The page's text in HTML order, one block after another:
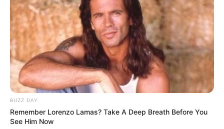
10 Pose Manekin Anti
Mainstream yang Konyol
Banget
BUZZ DAY
Remember Lorenzo Lamas? Take A Deep Breath Before You
See Him Now